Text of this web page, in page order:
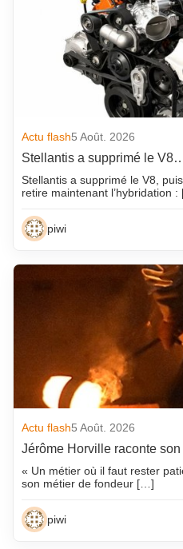
Actu flash5 Août. 2026
Stellantis a supprimé le
Stellantis a supprimé le V8,
retire maintenant l’hybridation
piwi
Actu flash5 Août. 2026
Jérôme Horville raconte son
« Un métier où il faut rester
son métier de fondeur […]
piwi